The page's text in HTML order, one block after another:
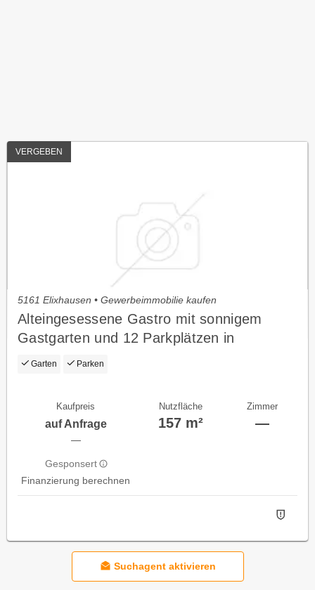
VERGEBEN
5161 Elixhausen • Gewerbeimmobilie kaufen
Alteingesessene Gastro mit sonnigem
Gastgarten und 12 Parkplätzen in
Elixhausen zu verkaufen!
Garten Parken
Kaufpreis
auf Anfrage
—
Gesponsert
Finanzierung berechnen
Nutzfläche
157 m²
Zimmer
—
Suchagent aktivieren